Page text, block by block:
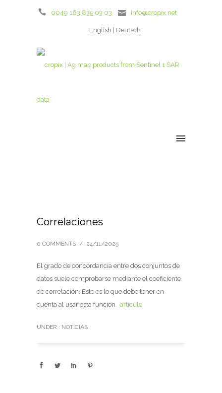
0049 163 835 03 03 info@cropix.net
English Deutsch
Correlaciones
0 COMMENTS / 24/11/2025
El grado de concordancia entre dos conjuntos de
datos suele comprobarse mediante el coeficiente
de correlación. Esto es lo que debe tener en
cuenta al usar esta función. artículo
UNDER : NOTICIAS